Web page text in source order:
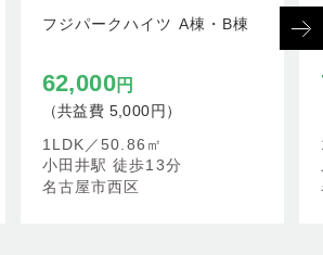
フジパークハイツ A棟・B棟
62,000円
（共益費 5,000円）
名古屋市西区
1LDK／50.86㎡
小田井駅 徒歩13分